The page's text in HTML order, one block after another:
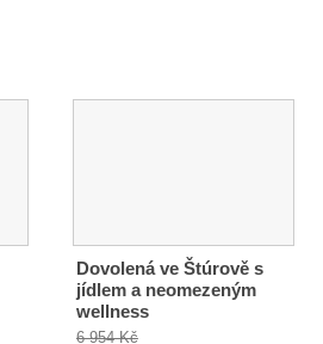
Dovolená ve Štúrově s
jídlem a neomezeným
wellness
6 954 Kč